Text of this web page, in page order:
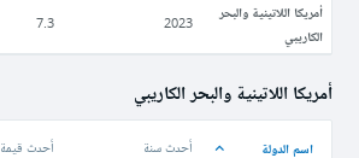
أمريكا اللاتينية والبحر
الكاريبي
2023
7.3
أمريكا اللاتينية والبحر الكاريبي
اسم الدولة أحدث سنة أحدث قيمة